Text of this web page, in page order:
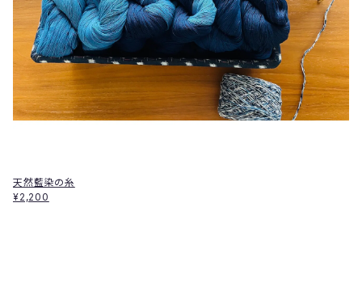
天然藍染の糸
¥2,200